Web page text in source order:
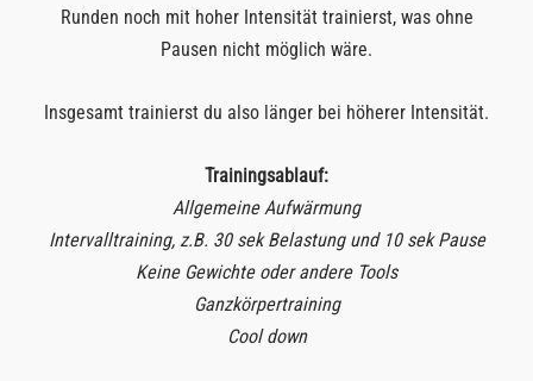
Runden noch mit hoher Intensität trainierst, was ohne
Pausen nicht möglich wäre.
Insgesamt trainierst du also länger bei höherer Intensität.
Trainingsablauf:
Allgemeine Aufwärmung
Intervalltraining, z.B. 30 sek Belastung und 10 sek Pause
Keine Gewichte oder andere Tools
Ganzkörpertraining
Cool down